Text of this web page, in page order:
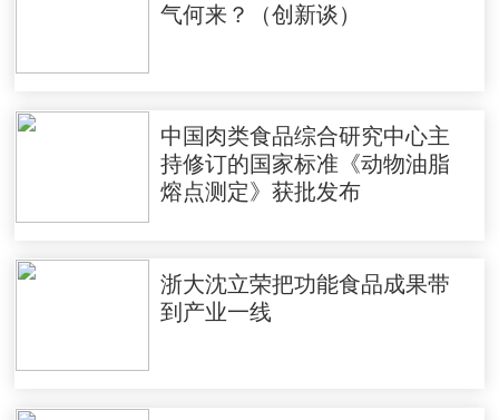
气何来？（创新谈）
中国肉类食品综合研究中心主
持修订的国家标准《动物油脂
熔点测定》获批发布
浙大沈立荣把功能食品成果带
到产业一线